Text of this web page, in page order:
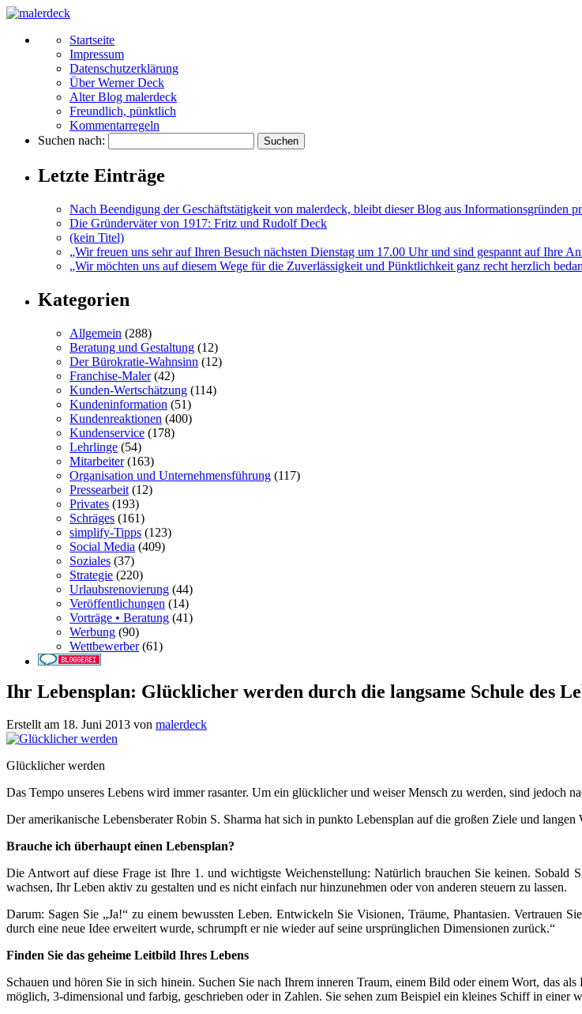
Startseite
Impressum
Datenschutzerklärung
Über Werner Deck
Alter Blog malerdeck
Freundlich, pünktlich
Kommentarregeln
Suchen nach:
Letzte Einträge
Nach Beendigung der Geschäftstätigkeit von malerdeck, bleibt dieser Blog aus Informationsgründen
Die Gründerväter von 1917: Fritz und Rudolf Deck
(kein Titel)
„Wir freuen uns sehr auf Ihren Besuch nächsten Dienstag um 17.00 Uhr und sind gespannt auf Ihre
„Wir möchten uns auf diesem Wege für die Zuverlässigkeit und Pünktlichkeit ganz recht herzlich
Kategorien
Allgemein (288)
Beratung und Gestaltung (12)
Der Bürokratie-Wahnsinn (12)
Franchise-Maler(42)
Kunden-Wertschätzung (114)
Kundeninformation (51)
Kundenreaktionen (400)
Kundenservice (178)
Lehrlinge (54)
Mitarbeiter(163)
Organisation und Unternehmensführung (117)
Pressearbeit (12)
Privates (193)
Schräges (161)
simplify-Tipps (123)
Social Media (409)
Soziales (37)
Strategie (220)
Urlaubsrenovierung (44)
Veröffentlichungen (14)
Vorträge • Beratung (41)
Werbung (90)
Wettbewerber(61)
Ihr Lebensplan: Glücklicher werden durch die langsame Schule des
Erstellt am 18. Juni 2013 von malerdeck
Glücklicher werden
Das Tempo unseres Lebens wird immer rasanter. Um ein glücklicher und weiser Mensch zu werden, sind jedoch
Der amerikanische Lebensberater Robin S. Sharma hat sich in punkto Lebensplan auf die großen Ziele und langen
Brauche ich überhaupt einen Lebensplan?
Die Antwort auf diese Frage ist Ihre 1. und wichtigste Weichenstellung: Natürlich brauchen Sie keinen.
wachsen, Ihr Leben aktiv zu gestalten und es nicht einfach nur hinzunehmen oder von anderen steuern zu lassen.
Darum: Sagen Sie „Ja!“ zu einem bewussten Leben. Entwickeln Sie Visionen, Träume, Phantasien. Vertrauen
durch eine neue Idee erweitert wurde, schrumpft er nie wieder auf seine ursprünglichen Dimensionen zurück.“
Finden Sie das geheime Leitbild Ihres Lebens
Schauen und hören Sie in sich hinein. Suchen Sie nach Ihrem inneren Traum, einem Bild oder einem Wort, das
möglich, 3-dimensional und farbig, geschrieben oder in Zahlen. Sie sehen zum Beispiel ein kleines Schiff in einer